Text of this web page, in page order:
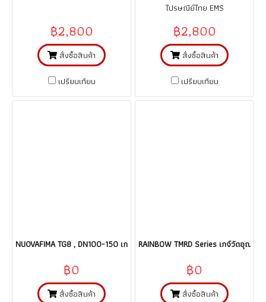
฿2,800
สั่งซื้อสินค้า
เปรียบเทียบ
ไปรษณีย์ไทย EMS
฿2,800
สั่งซื้อสินค้า
เปรียบเทียบ
NUOVAFIMA TG8 , DN100-150 เกจ์วัดอุณหภูมิ/คะปิลลารี่ thermometer
฿0
สั่งซื้อสินค้า
RAINBOW TMRD Series เกจ์วัดอุณห
฿0
สั่งซื้อสินค้า